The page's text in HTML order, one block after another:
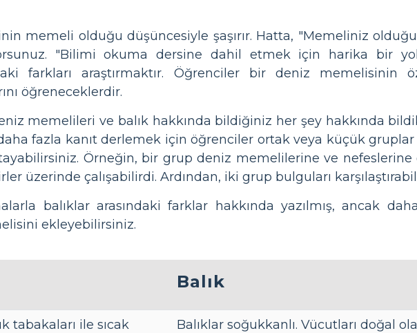
memeli olduğu düşüncesiyle şaşırır. Hatta, "Memeliniz
"Bilimi okuma dersine dahil etmek için harika bir
farkları araştırmaktır. Öğrenciler bir deniz memelisinin
öğreneceklerdir.
memelileri ve balık hakkında bildiğiniz her şey hakkında
daha fazla kanıt derlemek için öğrenciler ortak veya küçük gruplar
Örneğin, bir grup deniz memelilerine ve nefeslerine
üzerinde çalışabilirdi. Ardından, iki grup bulguları
balıklar arasındaki farklar hakkında yazılmış, ancak
ekleyebilirsiniz.
Balık
tabakaları ile sıcak
Balıklar soğukkanlı. Vücutları doğal